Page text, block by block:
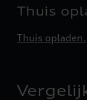
Thuis
Thuis opladen.